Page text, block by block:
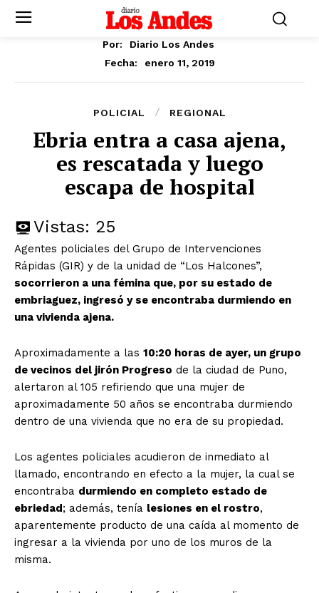
Por:
Diario Los Andes
Fecha:
enero 11, 2019
POLICIAL REGIONAL
Ebria entra a casa ajena,
es rescatada y luego
escapa de hospital
Vistas: 25
Agentes policiales del Grupo de Intervenciones
Rápidas (GIR) y de la unidad de “Los Halcones”,
socorrieron a una fémina que, por su estado de
embriaguez, ingresó y se encontraba durmiendo en
una vivienda ajena.
Aproximadamente a las 10:20 horas de ayer, un grupo
de vecinos del jirón Progreso de la ciudad de Puno,
alertaron al 105 refiriendo que una mujer de
aproximadamente 50 años se encontraba durmiendo
dentro de una vivienda que no era de su propiedad.
Los agentes policiales acudieron de inmediato al
llamado, encontrando en efecto a la mujer, la cual se
encontraba durmiendo en completo estado de
ebriedad; además, tenía lesiones en el rostro,
aparentemente producto de una caída al momento de
ingresar a la vivienda por uno de los muros de la
misma.